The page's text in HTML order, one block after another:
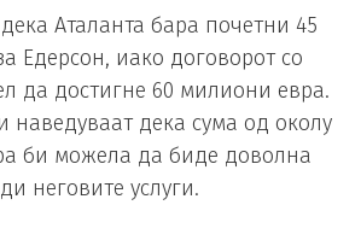
Аталанта бара почетни 45
Едерсон, иако договорот со
да достигне 60 милиони евра.
наведуваат дека сума од околу
би можела да биде доволна
неговите услуги.